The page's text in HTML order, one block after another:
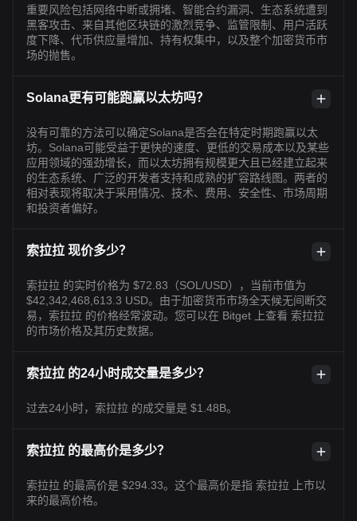
重要风险包括网络中断或拥堵、智能合约漏洞、生态系统遭到
黑客攻击、来自其他区块链的激烈竞争、监管限制、用户活跃
度下降、代币供应量增加、持有权集中，以及整个加密货币市
场的抛售。
Solana更有可能跑赢以太坊吗？
没有可靠的方法可以确定Solana是否会在特定时期跑赢以太
坊。Solana可能受益于更快的速度、更低的交易成本以及某些
应用领域的强劲增长，而以太坊拥有规模更大且已经建立起来
的生态系统、广泛的开发者支持和成熟的扩容路线图。两者的
相对表现将取决于采用情况、技术、费用、安全性、市场周期
和投资者偏好。
索拉拉 现价多少？
索拉拉 的实时价格为 $72.83（SOL/USD），当前市值为
$42,342,468,613.3 USD。由于加密货币市场全天候无间断交
易，索拉拉 的价格经常波动。您可以在 Bitget 上查看 索拉拉
的市场价格及其历史数据。
索拉拉 的24小时成交量是多少？
过去24小时，索拉拉 的成交量是 $1.48B。
索拉拉 的最高价是多少？
索拉拉 的最高价是 $294.33。这个最高价是指 索拉拉 上市以
来的最高价格。